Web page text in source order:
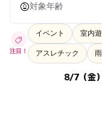
対象年齢
注目！
イベント 室内
アスレチック